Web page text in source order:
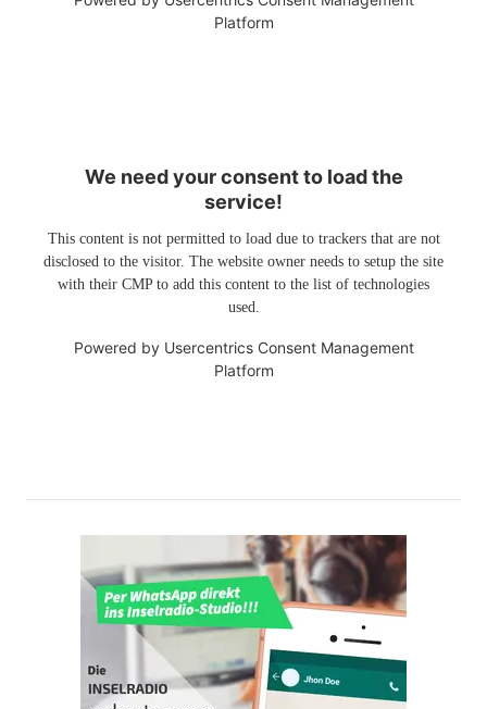
Platform
We need your consent to load the
service!
This content is not permitted to load due to trackers that are not
disclosed to the visitor. The website owner needs to setup the site
with their CMP to add this content to the list of technologies
used.
Powered by Usercentrics Consent Management
Platform